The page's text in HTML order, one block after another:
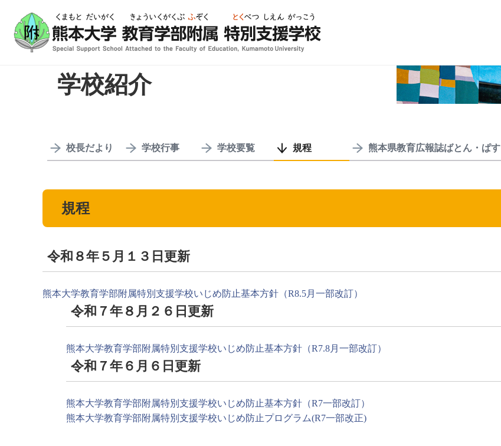
ホーム 学校紹介
学校紹介
校長だより 学校行事 学校要覧 規程 熊本県教育広報誌ばとん・ぱす
規程
令和８年５月１３日更新
熊本大学教育学部附属特別支援学校いじめ防止基本方針（R8.5月一部改訂）
令和７年８月２６日更新
熊本大学教育学部附属特別支援学校いじめ防止基本方針（R7.8月一部改訂）
令和７年６月６日更新
熊本大学教育学部附属特別支援学校いじめ防止基本方針（R7一部改訂）
熊本大学教育学部附属特別支援学校いじめ防止プログラム(R7一部改正)